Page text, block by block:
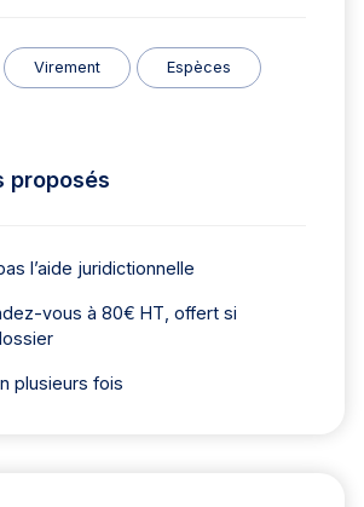
Virement Espèces
proposés
l’aide juridictionnelle
vous à 80€ HT, offert si
plusieurs fois